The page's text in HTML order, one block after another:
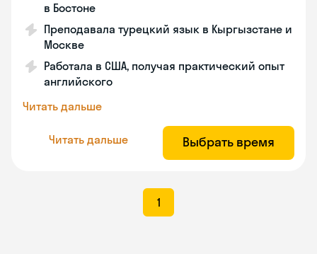
в Бостоне
Преподавала турецкий язык в Кыргызстане и
Москве
Работала в США, получая практический опыт
английского
Читать дальше
Читать дальше Выбрать время
1